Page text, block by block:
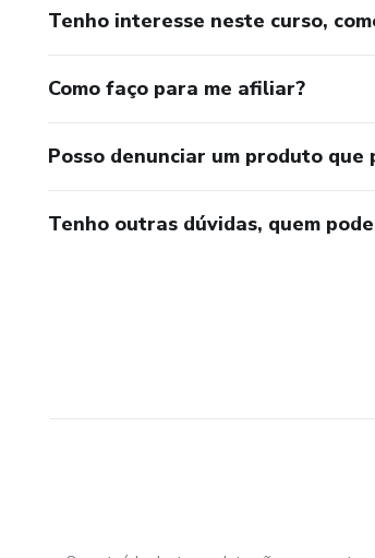
Tenho interesse neste curso,
Como faço para me afiliar?
Posso denunciar um produto
Tenho outras dúvidas, quem